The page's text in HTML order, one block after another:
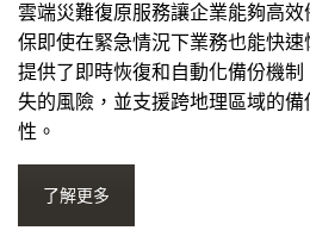
雲端災難復原服務讓企業能夠高
保即使在緊急情況下業務也能快
提供了即時恢復和自動化備份機
失的風險，並支援跨地理區域的
性。
了解更多